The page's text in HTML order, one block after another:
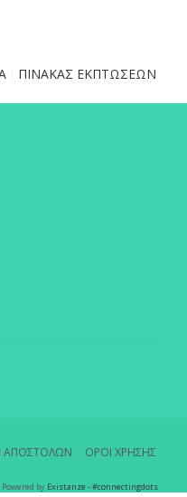
ΠΙΝΑΚΑΣ ΕΚΠΤΩΣΕΩΝ
ΑΠΟΣΤΟΛΩΝ ΟΡΟΙ ΧΡΗΣΗΣ
Powered by Existanze - #connectingdots